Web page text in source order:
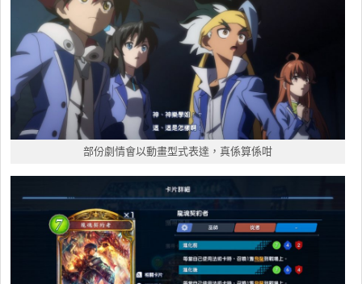
部份劇情會以動畫型式表達，真係算係咁